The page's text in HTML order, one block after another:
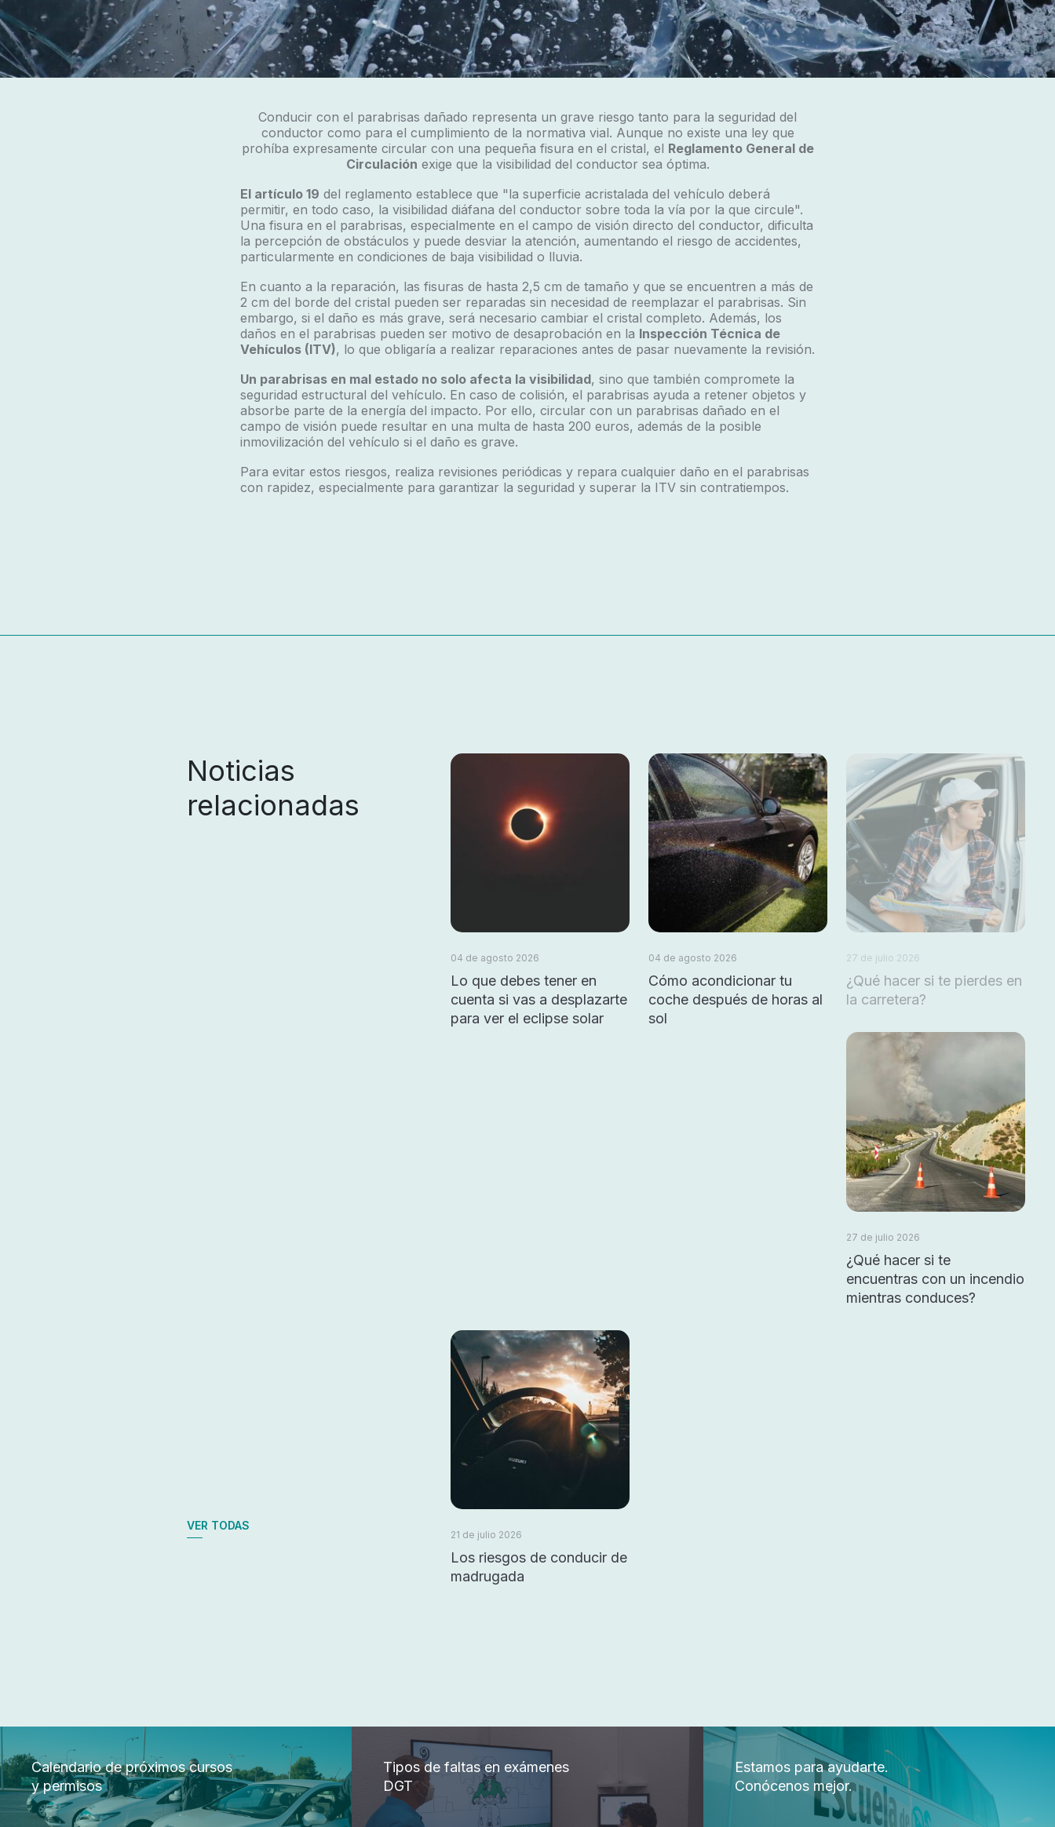
Conducir con el parabrisas dañado representa un grave riesgo tanto para la seguridad del
conductor como para el cumplimiento de la normativa vial. Aunque no existe una ley que
prohíba expresamente circular con una pequeña fisura en el cristal, el Reglamento General de
Circulación exige que la visibilidad del conductor sea óptima.
El artículo 19 del reglamento establece que "la superficie acristalada del vehículo deberá
permitir, en todo caso, la visibilidad diáfana del conductor sobre toda la vía por la que circule".
Una fisura en el parabrisas, especialmente en el campo de visión directo del conductor, dificulta
la percepción de obstáculos y puede desviar la atención, aumentando el riesgo de accidentes,
particularmente en condiciones de baja visibilidad o lluvia.
En cuanto a la reparación, las fisuras de hasta 2,5 cm de tamaño y que se encuentren a más de
2 cm del borde del cristal pueden ser reparadas sin necesidad de reemplazar el parabrisas. Sin
embargo, si el daño es más grave, será necesario cambiar el cristal completo. Además, los
daños en el parabrisas pueden ser motivo de desaprobación en la Inspección Técnica de
Vehículos (ITV), lo que obligaría a realizar reparaciones antes de pasar nuevamente la revisión.
Un parabrisas en mal estado no solo afecta la visibilidad, sino que también compromete la
seguridad estructural del vehículo. En caso de colisión, el parabrisas ayuda a retener objetos y
absorbe parte de la energía del impacto. Por ello, circular con un parabrisas dañado en el
campo de visión puede resultar en una multa de hasta 200 euros, además de la posible
inmovilización del vehículo si el daño es grave.
Para evitar estos riesgos, realiza revisiones periódicas y repara cualquier daño en el parabrisas
con rapidez, especialmente para garantizar la seguridad y superar la ITV sin contratiempos.
Noticias
relacionadas
VER TODAS
04 de agosto 2026
Lo que debes tener en
cuenta si vas a desplazarte
para ver el eclipse solar
04 de agosto 2026
Cómo acondicionar tu
coche después de horas al
sol
27 de julio 2026
¿Qué hacer si te pierdes en
la carretera?
27 de julio 2026
¿Qué hacer si te
encuentras con un incendio
mientras conduces?
21 de julio 2026
Los riesgos de conducir de
madrugada
Calendario de próximos cursos
y permisos
Tipos de faltas en exámenes
DGT
Estamos para ayudarte.
Conócenos mejor.